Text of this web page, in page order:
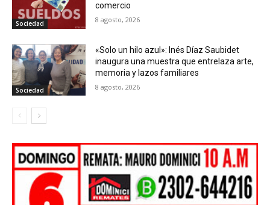
Sociedad
comercio
8 agosto, 2026
Sociedad
«Solo un hilo azul»: Inés Díaz Saubidet
inaugura una muestra que entrelaza arte,
memoria y lazos familiares
8 agosto, 2026